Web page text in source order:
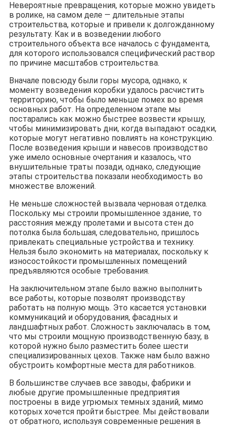
Невероятные превращения, которые можно увидеть
в ролике, на самом деле — длительные этапы
строительства, которые и привели к долгожданному
результату. Как и в возведении любого
строительного объекта все началось с фундамента,
для которого использовался специфический раствор
по причине масштабов строительства.
Вначале повсюду были горы мусора, однако, к
моменту возведения коробки удалось расчистить
территорию, чтобы было меньше помех во время
основных работ. На определенном этапе мы
постарались как можно быстрее возвести крышу,
чтобы минимизировать дни, когда выпадают осадки,
которые могут негативно повлиять на конструкцию.
После возведения крыши и навесов производство
уже имело основные очертания и казалось, что
внушительные траты позади, однако, следующие
этапы строительства показали необходимость во
множестве вложений.
Не меньше сложностей вызвала черновая отделка.
Поскольку мы строили промышленное здание, то
расстояния между пролетами и высота стен до
потолка была большая, следовательно, пришлось
привлекать специальные устройства и технику.
Нельзя было экономить на материалах, поскольку к
износостойкости промышленных помещений
предъявляются особые требования.
На заключительном этапе было важно выполнить
все работы, которые позволят производству
работать на полную мощь. Это касается установки
коммуникаций и оборудования, фасадных и
ландшафтных работ. Сложность заключалась в том,
что мы строили мощную производственную базу, в
которой нужно было разместить более шести
специализированных цехов. Также нам было важно
обустроить комфортные места для работников.
В большинстве случаев все заводы, фабрики и
любые другие промышленные предприятия
построены в виде угрюмых темных зданий, мимо
которых хочется пройти быстрее. Мы действовали
от обратного, используя современные решения в